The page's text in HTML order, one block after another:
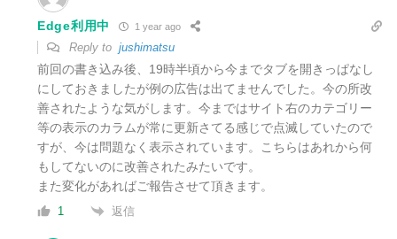
Edge利用中 1 year ago
Reply to jushimatsu
前回の書き込み後、19時半頃から今までタブを開きっぱなし
にしておきましたが例の広告は出てませんでした。今の所改
善されたような気がします。今まではサイト右のカテゴリー
等の表示のカラムが常に更新さてる感じで点滅していたので
すが、今は問題なく表示されています。こちらはあれから何
もしてないのに改善されたみたいです。
また変化があればご報告させて頂きます。
1 返信